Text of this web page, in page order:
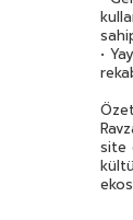
•
site